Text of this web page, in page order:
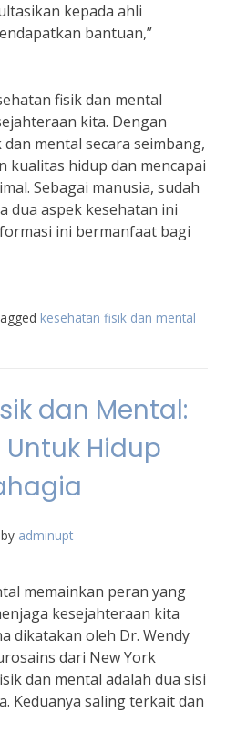
kepada ahli
bantuan,”
fisik dan mental
kita. Dengan
mental secara seimbang,
kualitas hidup dan mencapai
Sebagai manusia, sudah
dua aspek kesehatan ini
ini bermanfaat bagi
kesehatan fisik dan mental
dan Mental:
Hidup
by adminupt
memainkan peran yang
kesejahteraan kita
dikatakan oleh Dr. Wendy
dari New York
dan mental adalah dua sisi
Keduanya saling terkait dan